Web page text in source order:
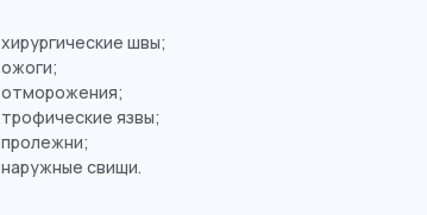
хирургические швы;
ожоги;
отморожения;
трофические язвы;
пролежни;
наружные свищи.